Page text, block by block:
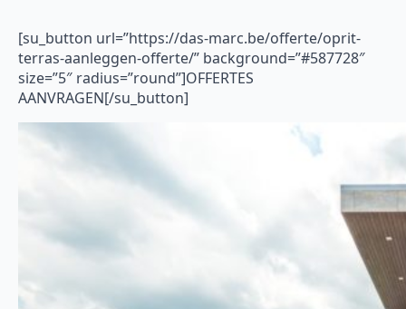
[su_button url=”https://das-marc.be/offerte/oprit-
terras-aanleggen-offerte/” background=”#587728″
size=”5″ radius=”round”]OFFERTES
AANVRAGEN[/su_button]